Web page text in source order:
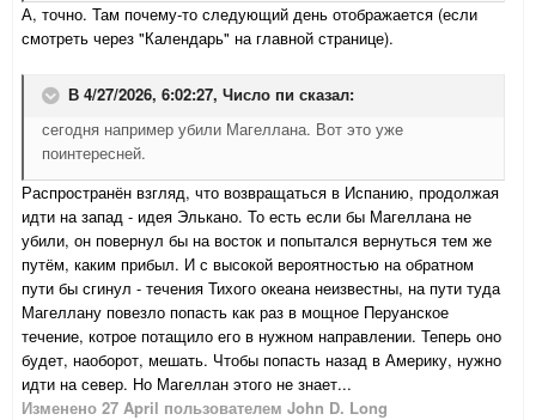
А, точно. Там почему-то следующий день отображается (если
смотреть через "Календарь" на главной странице).
В 4/27/2026, 6:02:27, Число пи сказал:
сегодня например убили Магеллана. Вот это уже
поинтересней.
Распространён взгляд, что возвращаться в Испанию, продолжая
идти на запад - идея Элькано. То есть если бы Магеллана не
убили, он повернул бы на восток и попытался вернуться тем же
путём, каким прибыл. И с высокой вероятностью на обратном
пути бы сгинул - течения Тихого океана неизвестны, на пути туда
Магеллану повезло попасть как раз в мощное Перуанское
течение, котрое потащило его в нужном направлении. Теперь оно
будет, наоборот, мешать. Чтобы попасть назад в Америку, нужно
идти на север. Но Магеллан этого не знает...
Изменено 27 April пользователем John D. Long